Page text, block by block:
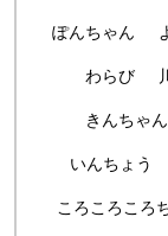
ぽんちゃん
わらび
きんちゃん
いんちょう
ころころころ